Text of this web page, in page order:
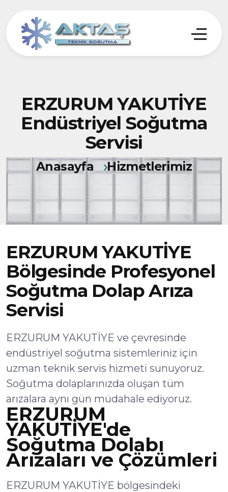
ERZURUM YAKUTİYE
Endüstriyel Soğutma
Servisi
Anasayfa Hizmetlerimiz
ERZURUM YAKUTİYE
Bölgesinde Profesyonel
Soğutma Dolap Arıza
Servisi
ERZURUM YAKUTİYE ve çevresinde
endüstriyel soğutma sistemleriniz için
uzman teknik servis hizmeti sunuyoruz.
Soğutma dolaplarınızda oluşan tüm
arızalara aynı gün müdahale ediyoruz.
ERZURUM
YAKUTİYE'de
Soğutma Dolabı
Arızaları ve Çözümleri
ERZURUM YAKUTİYE bölgesindeki